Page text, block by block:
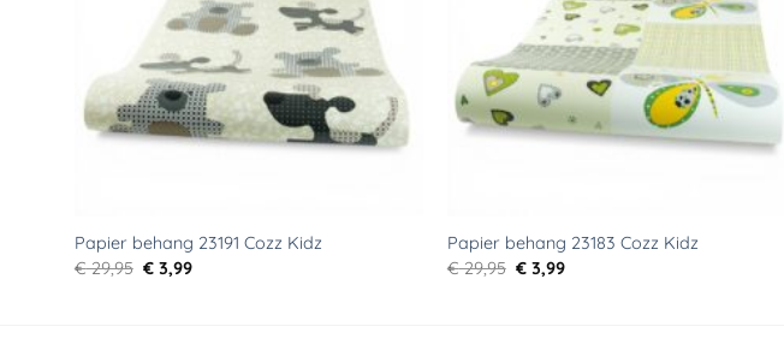
Papier behang 23191 Cozz Kidz
€29,95 Oorspronkelijke
prijs
€ 3,99Huidige
Papier behang 23183 Cozz Kidz
€29,95 Oorspronkelijke
prijs
€ 3,99Huidige